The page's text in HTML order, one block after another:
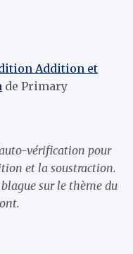
Addition et
de Primary
vérification pour
et la soustraction.
sur le thème du